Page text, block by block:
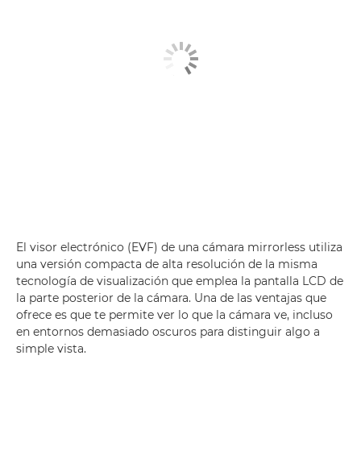
El visor electrónico (EVF) de una cámara mirrorless utiliza
una versión compacta de alta resolución de la misma
tecnología de visualización que emplea la pantalla LCD de
la parte posterior de la cámara. Una de las ventajas que
ofrece es que te permite ver lo que la cámara ve, incluso
en entornos demasiado oscuros para distinguir algo a
simple vista.